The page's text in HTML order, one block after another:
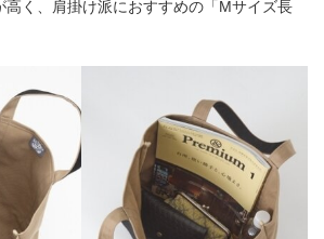
高く、肩掛け派におすすめの「Mサイズ長